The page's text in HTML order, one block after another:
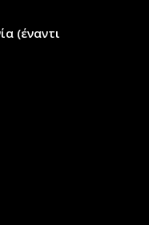
(έναντι